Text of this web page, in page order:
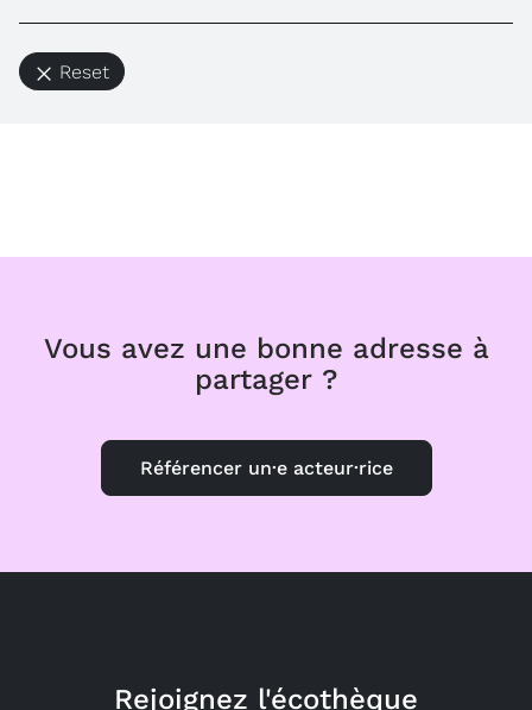
Reset
Vous avez une bonne adresse à
partager ?
Référencer un·e acteur·rice
Rejoignez l'écothèque